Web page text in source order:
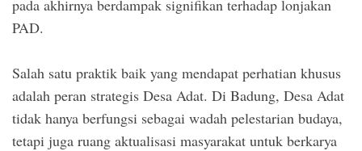
pada akhirnya berdampak signifikan terhadap lonjakan
PAD.
Salah satu praktik baik yang mendapat perhatian khusus
adalah peran strategis Desa Adat. Di Badung, Desa Adat
tidak hanya berfungsi sebagai wadah pelestarian budaya,
tetapi juga ruang aktualisasi masyarakat untuk berkarya